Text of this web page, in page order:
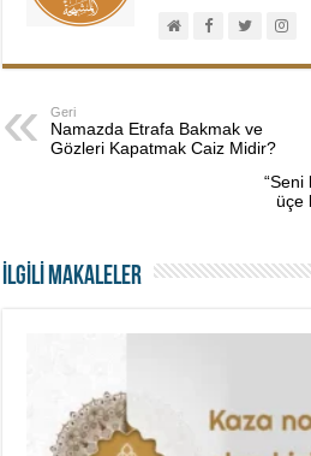
Geri
Namazda Etrafa Bakmak ve
Gözleri Kapatmak Caiz Midir?
“Seni
üçe
İLGİLİ MAKALELER